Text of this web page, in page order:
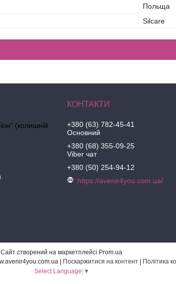
Польща
Silcare
(колишній
+380 (63) 782-45-41
Основний
+380 (68) 355-09-25
Viber чат
+380 (50) 254-94-12
https://avenir4you.com.ua/
Сайт створений на маркетплейсі Prom.ua
Поскаржитися на контент
Політика
Select Language ▼